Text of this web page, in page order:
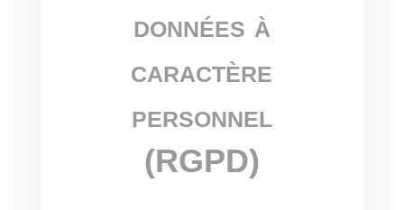
données à
caractère
personnel
(RGPD)